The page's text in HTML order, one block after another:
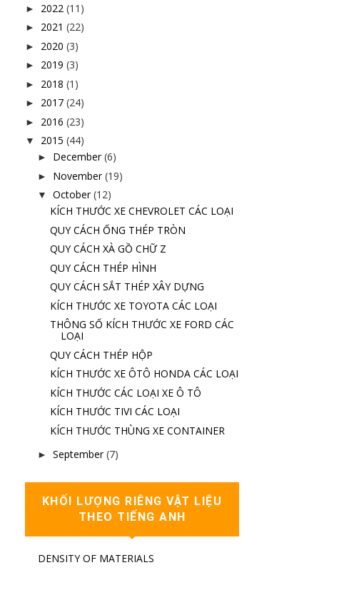
► 2022 (11)
► 2021 (22)
► 2020 (3)
► 2019 (3)
► 2018 (1)
► 2017 (24)
► 2016 (23)
▼ 2015 (44)
► December (6)
► November (19)
▼ October (12)
KÍCH THƯỚC XE CHEVROLET CÁC LOẠI
QUY CÁCH ỐNG THÉP TRÒN
QUY CÁCH XÀ GỒ CHỮ Z
QUY CÁCH THÉP HÌNH
QUY CÁCH SẮT THÉP XÂY DỰNG
KÍCH THƯỚC XE TOYOTA CÁC LOẠI
THÔNG SỐ KÍCH THƯỚC XE FORD CÁC
LOẠI
QUY CÁCH THÉP HỘP
KÍCH THƯỚC XE ÔTÔ HONDA CÁC LOẠI
KÍCH THƯỚC CÁC LOẠI XE Ô TÔ
KÍCH THƯỚC TIVI CÁC LOẠI
KÍCH THƯỚC THÙNG XE CONTAINER
► September (7)
KHỐI LƯỢNG RIÊNG VẬT LIỆU
THEO TIẾNG ANH
DENSITY OF MATERIALS